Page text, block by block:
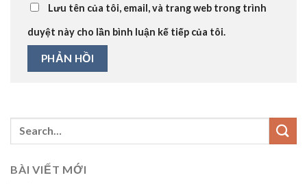
Lưu tên của tôi, email, và trang web trong trình
duyệt này cho lần bình luận kế tiếp của tôi.
BÀI VIẾT MỚI